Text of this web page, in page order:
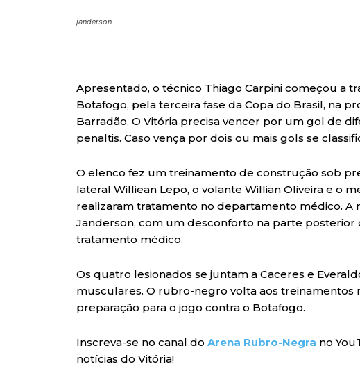
janderson
Apresentado, o técnico Thiago Carpini começou a
Botafogo, pela terceira fase da Copa do Brasil, na
Barradão. O Vitória precisa vencer por um gol de
penaltis. Caso vença por dois ou mais gols se
O elenco fez um treinamento de construção sob
lateral Williean Lepo, o volante Willian Oliveira e o
realizaram tratamento no departamento médico. A
Janderson, com um desconforto na parte posterior
tratamento médico.
Os quatro lesionados se juntam a Caceres e
musculares. O rubro-negro volta aos treinamentos
preparação para o jogo contra o Botafogo.
Inscreva-se no canal do Arena Rubro-Negra no
notícias do Vitória!